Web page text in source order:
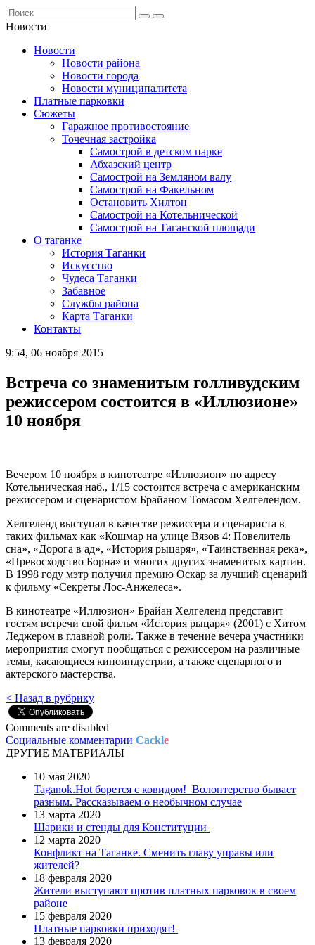
Новости
Новости
Новости района
Новости города
Новости муниципалитета
Платные парковки
Сюжеты
Гаражное противостояние
Точечная застройка
Самострой в детском парке
Абхазский центр
Самострой на Земляном валу
Самострой на Факельном
Остановить Хилтон
Самострой на Котельнической
Самострой на Таганской площади
О таганке
История Таганки
Искусство
Чудеса Таганки
Забавное
Службы района
Карта Таганки
Контакты
9:54, 06 ноября 2015
Встреча со знаменитым голливудским
режиссером состоится в «Иллюзионе»
10 ноября
Вечером 10 ноября в кинотеатре «Иллюзион» по адресу
Котельническая наб., 1/15 состоится встреча с американским
режиссером и сценаристом Брайаном Томасом Хелгелендом.
Хелгеленд выступал в качестве режиссера и сценариста в
таких фильмах как «Кошмар на улице Вязов 4: Повелитель
сна», «Дорога в ад», «История рыцаря», «Таинственная река»,
«Превосходство Борна» и многих других знаменитых картин.
В 1998 году мэтр получил премию Оскар за лучший сценарий
к фильму «Секреты Лос-Анжелеса».
В кинотеатре «Иллюзион» Брайан Хелгеленд представит
гостям встречи свой фильм «История рыцаря» (2001) с Хитом
Леджером в главной роли. Также в течение вечера участники
мероприятия смогут пообщаться с режиссером на различные
темы, касающиеся киноиндустрии, а также сценарного и
актерского мастерства.
< Назад в рубрику
Comments are disabled
Социальные комментарии Cackle
ДРУГИЕ МАТЕРИАЛЫ
10 мая 2020
Taganok.Hot борется с ковидом! Волонтерство бывает
разным. Рассказываем о необычном случае
13 марта 2020
Шарики и стенды для Конституции
12 марта 2020
Конфликт на Таганке. Сменить главу управы или
жителей?
18 февраля 2020
Жители выступают против платных парковок в своем
районе
15 февраля 2020
Платные парковки приходят!
13 февраля 2020